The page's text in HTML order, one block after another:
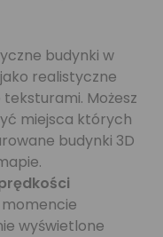
budynki w
realistyczne
Możesz
miejsca których
budynki 3D
wyświetlone